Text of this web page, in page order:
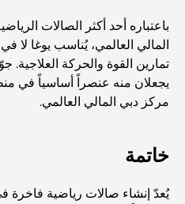
أغلى سيارات تسلا: الابتكار
مطاعم الوصل: أشهر أماكن
أغنى عشر دول في العالم
باعتباره أحد أكثر الصالات
المالي العالمي، يُناسب يوغا
تمارين القوة والحركة العلاجية.
يجعلان منه عنصراً أساسياً في
مركز دبي المالي العالمي.
خاتمة
يُعدّ إنشاء صالات رياضية فاخرة